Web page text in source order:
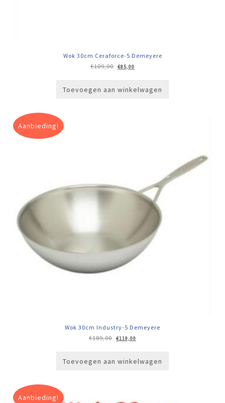
Wok 30cm Ceraforce-5 Demeyere
€109,00
Oorspronkelijke
prijs
€85,00
prijs
Toevoegen aan winkelwagen
Aanbieding!
Wok 30cm Industry-5 Demeyere
€189,00
Oorspronkelijke
prijs
€119,00
prijs
Toevoegen aan winkelwagen
Aanbieding!